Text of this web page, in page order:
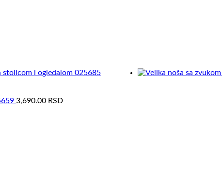
stolicom i ogledalom 025685
3,690.00 RSD